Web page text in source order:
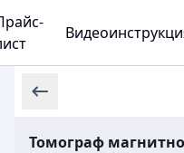
Томограф